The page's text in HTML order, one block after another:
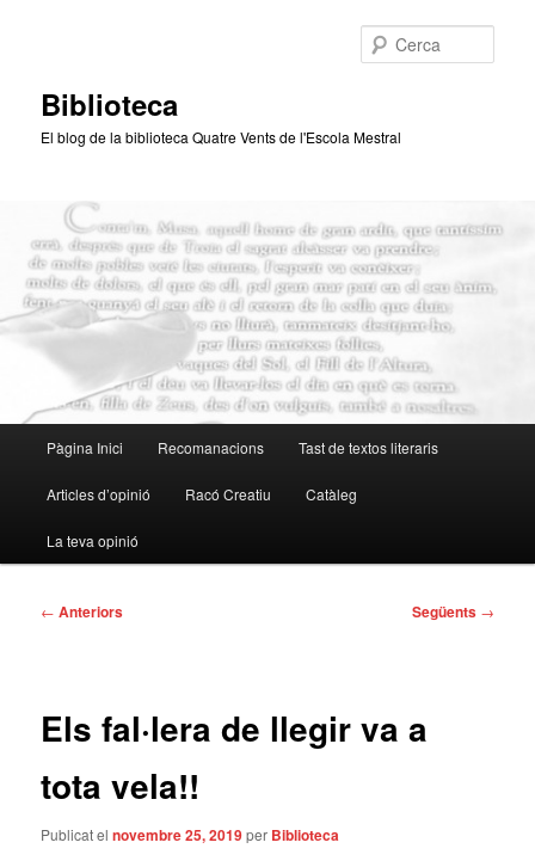
Biblioteca
El blog de la biblioteca Quatre Vents de l'Escola Mestral
principal
Pàgina Inici Recomanacions Tast de textos literaris
Articles d’opinió Racó Creatiu Catàleg
La teva opinió
Navegació
← Anteriors Següents →
Els fal·lera de llegir va a
tota vela!!
Publicat elnovembre 25, 2019per Biblioteca